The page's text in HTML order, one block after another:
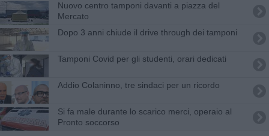
Nuovo centro tamponi davanti a piazza del
Mercato
Dopo 3 anni chiude il drive through dei tamponi
Tamponi Covid per gli studenti, orari dedicati
Addio Colaninno, tre sindaci per un ricordo
Si fa male durante lo scarico merci, operaio al
Pronto soccorso